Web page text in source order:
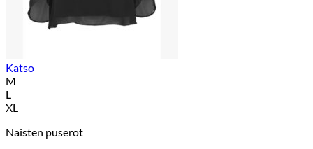
Katso
M
L
XL
Naisten puserot